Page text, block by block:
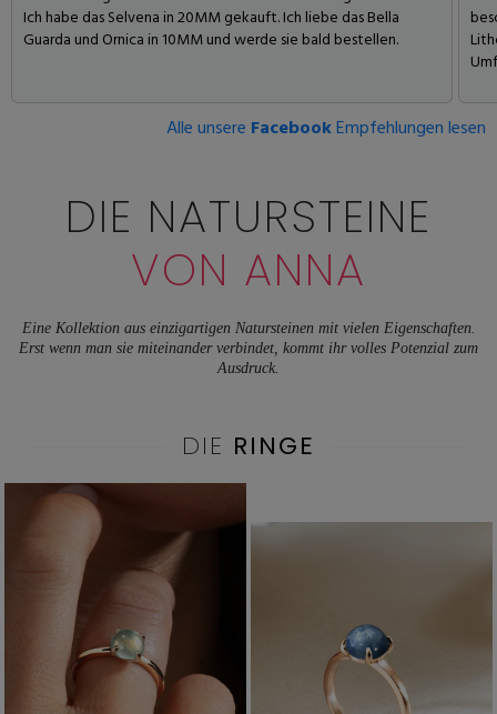
Ich habe das Selvena in 20MM gekauft. Ich liebe das Bella
Guarda und Ornica in 10MM und werde sie bald bestellen.
Alle unsere FacebookEmpfehlungen lesen
DIE NATURSTEINE
VON ANNA
Eine Kollektion aus einzigartigen Natursteinen mit vielen Eigenschaften.
Erst wenn man sie miteinander verbindet, kommt ihr volles Potenzial zum
Ausdruck.
DIE RINGE